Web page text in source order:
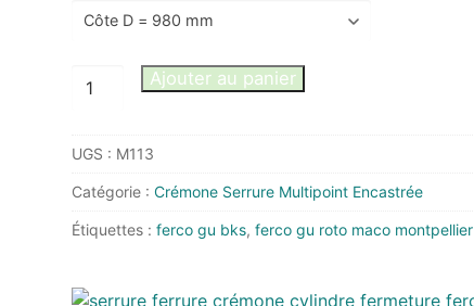
quantité
GU
G-
ancien
G-
Ajouter au panier
UGS : M113
Catégorie : Crémone Serrure Multipoint Encastrée
Étiquettes : ferco gu bks, ferco gu roto maco montpellier